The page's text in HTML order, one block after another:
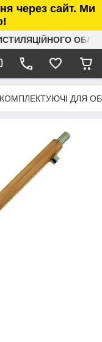
через сайт. Ми
КОМПЛЕКТУЮЧІ ДЛЯ